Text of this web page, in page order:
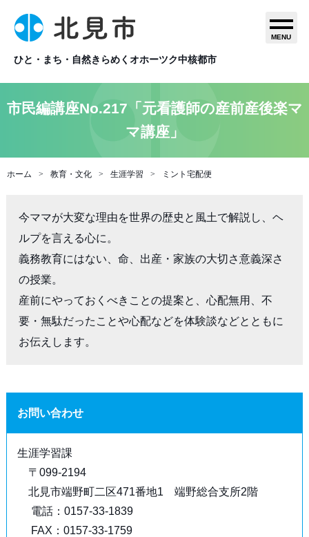
ひと・まち・自然きらめくオホーツク中核都市
MENU
市民編講座No.217「元看護師の産前産後楽マ
マ講座」
ホーム 教育・文化 生涯学習 ミント宅配便
今ママが大変な理由を世界の歴史と風土で解説し、ヘ
ルプを言える心に。
義務教育にはない、命、出産・家族の大切さ意義深さ
の授業。
産前にやっておくべきことの提案と、心配無用、不
要・無駄だったことや心配などを体験談などとともに
お伝えします。
お問い合わせ
生涯学習課
〒099-2194
北見市端野町二区471番地1 端野総合支所2階
電話：0157-33-1839
FAX：0157-33-1759